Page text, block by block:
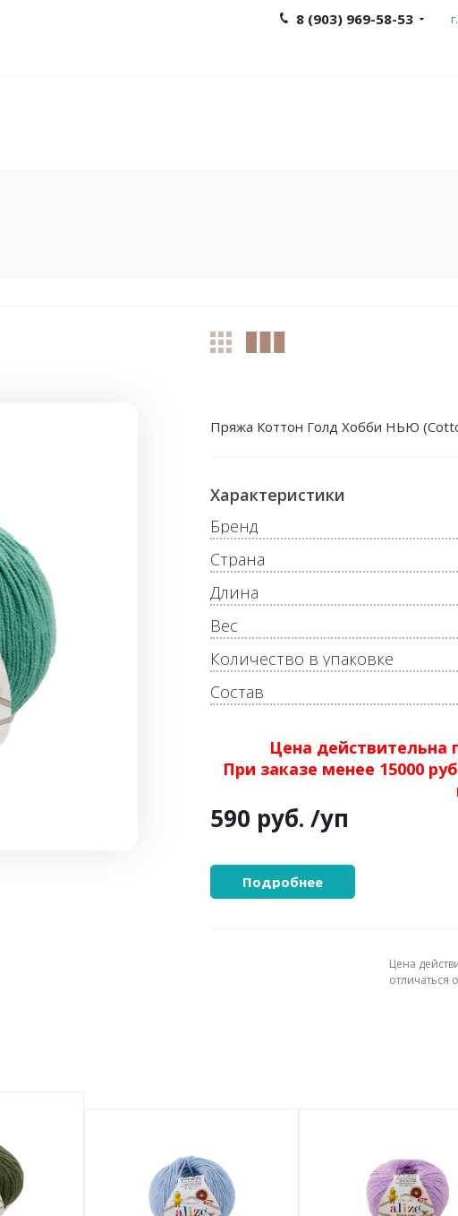
8 (903) 969-58-53
Пряжа Коттон Голд Хобби НЬЮ
Цена действительна
При заказе менее 15000
590 руб. /уп
Подробнее
Характеристики
Бренд
Страна
Длина
Вес
Количество в упаковке
Состав
Цена
отличаться